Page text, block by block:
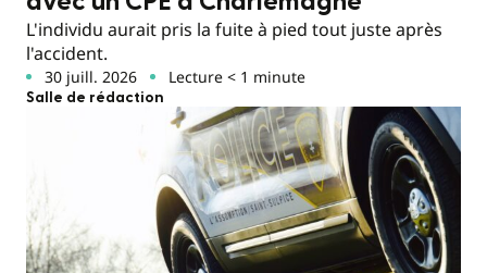
L'individu aurait pris la fuite à pied tout juste après
l'accident.
30 juill. 2026 Lecture < 1 minute
Salle de rédaction